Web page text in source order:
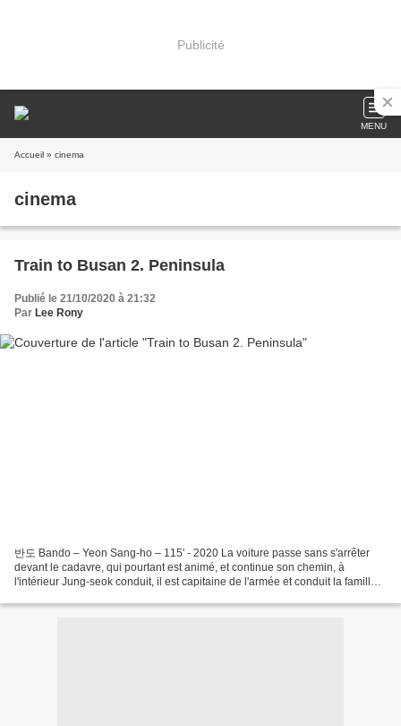
Publicité
MENU
Accueil » cinema
cinema
Train to Busan 2. Peninsula
Publié le 21/10/2020 à 21:32
Par Lee Rony
반도 Bando – Yeon Sang-ho – 115' - 2020 La voiture passe sans s'arrêter
devant le cadavre, qui pourtant est animé, et continue son chemin, à
l'intérieur Jung-seok conduit, il est capitaine de l'armée et conduit la famille